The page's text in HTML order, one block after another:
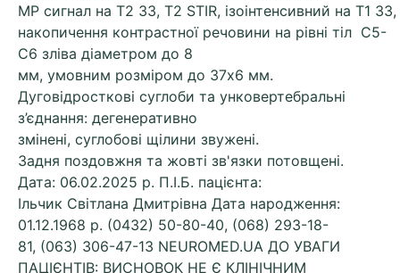
МР сигнал на Т2 ЗЗ, Т2 STIR, ізоінтенсивний на Т1
накопичення контрастної речовини на рівні тіл С5-
С6 зліва діаметром до 8
мм, умовним розміром до 37х6 мм.
Дуговідросткові суглоби та унковертебральні
з’єднання: дегенеративно
змінені, суглобові щілини звужені.
Задня поздовжня та жовті зв'язки потовщені.
Дата: 06.02.2025 р. П.І.Б. пацієнта:
Ільчик Світлана Дмитрівна Дата народження:
01.12.1968 р. (0432) 50-80-40, (068) 293-18-
81, (063) 306-47-13 NEUROMED.UA ДО УВАГИ
ПАЦІЄНТІВ: ВИСНОВОК НЕ Є КЛІНІЧНИМ